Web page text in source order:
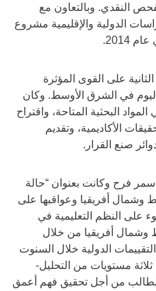
النقدي. وبالتعاون مع
الدولية والإقليمية مشروع
على القوى المؤثرة
اليوم في الشرق الأوسط. وكان
البحثية المتاحة، واقتراح
الأكاديمية، وتقديم
صنع القرار.
سمر فرح وكانت بعنوان “حالة
وشمال أفريقيا وعواقبها على
على النظم التعليمية في
وشمال أفريقيا من خلال
الدولية خلال السنوت
مستويات من التحليل-
من أجل تحقيق فهم أعمق